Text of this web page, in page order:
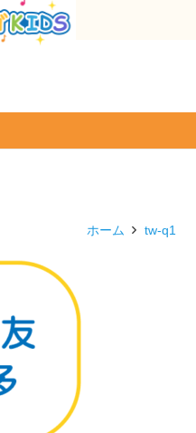
ホーム tw-q1